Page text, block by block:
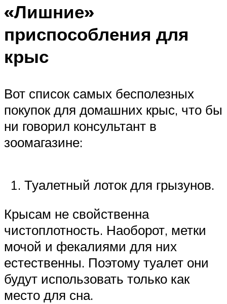
«Лишние»
приспособления для
крыс
Вот список самых бесполезных
покупок для домашних крыс, что бы
ни говорил консультант в
зоомагазине:
Туалетный лоток для грызунов.
Крысам не свойственна
чистоплотность. Наоборот, метки
мочой и фекалиями для них
естественны. Поэтому туалет они
будут использовать только как
место для сна.